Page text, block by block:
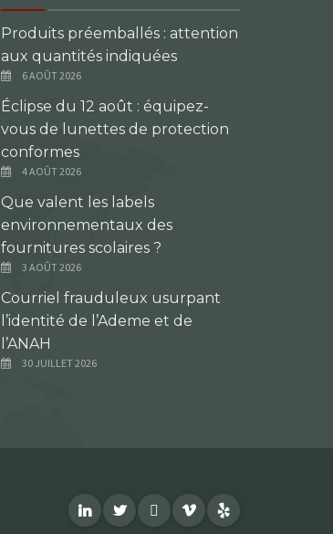
Produits préemballés : attention
aux quantités indiquées
6 AOÛT 2026
Éclipse du 12 août : équipez-
vous de lunettes de protection
conformes
4 AOÛT 2026
Que valent les labels
environnementaux des
fournitures scolaires ?
3 AOÛT 2026
Courriel frauduleux usurpant
l’identité de l’Ademe et de
l’ANAH
30 JUILLET 2026